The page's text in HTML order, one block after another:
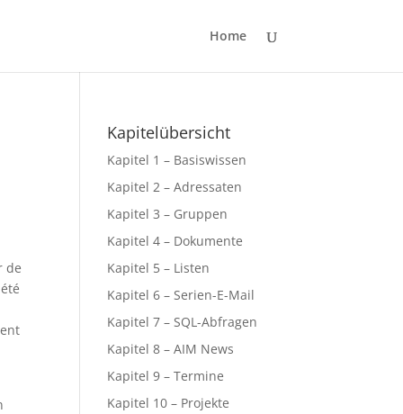
Home
de
Kapitelübersicht
Kapitel 1 – Basiswissen
Kapitel 2 – Adressaten
Kapitel 3 – Gruppen
Kapitel 4 – Dokumente
Kapitel 5 – Listen
Kapitel 6 – Serien-E-Mail
Kapitel 7 – SQL-Abfragen
Kapitel 8 – AIM News
Kapitel 9 – Termine
Kapitel 10 – Projekte